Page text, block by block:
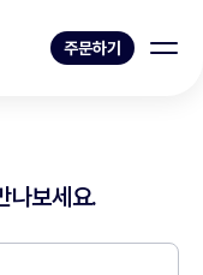
주문하기
나보세요.